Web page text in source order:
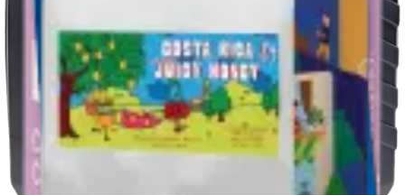
1480 ₴
Додати до кошика
Рекомендуємо також:
COLD BREW COSTA RICA JUICY HONEY 1PSC
COSTA RICA CATURRA JUICY HONEY FILTER
COFFEE CAPSULES COSTA RICA CATURRA JUICY
COSTA RICA CATURRA JUICY HONEY ESPRESSO